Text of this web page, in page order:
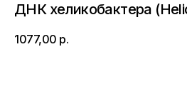
ДНК хеликобактера
1077,00 р.